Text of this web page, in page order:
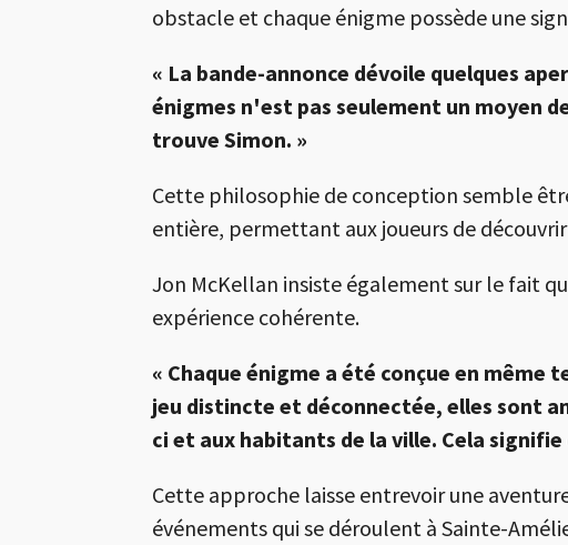
obstacle et chaque énigme possède une
« La bande-annonce dévoile quelques
énigmes n'est pas seulement un moyen
trouve Simon. »
Cette philosophie de conception semble
entière, permettant aux joueurs de
Jon McKellan insiste également sur le fait
expérience cohérente.
« Chaque énigme a été conçue en
jeu distincte et déconnectée, elles sont
ci et aux habitants de la ville. Cela
Cette approche laisse entrevoir une
événements qui se déroulent à Sainte-